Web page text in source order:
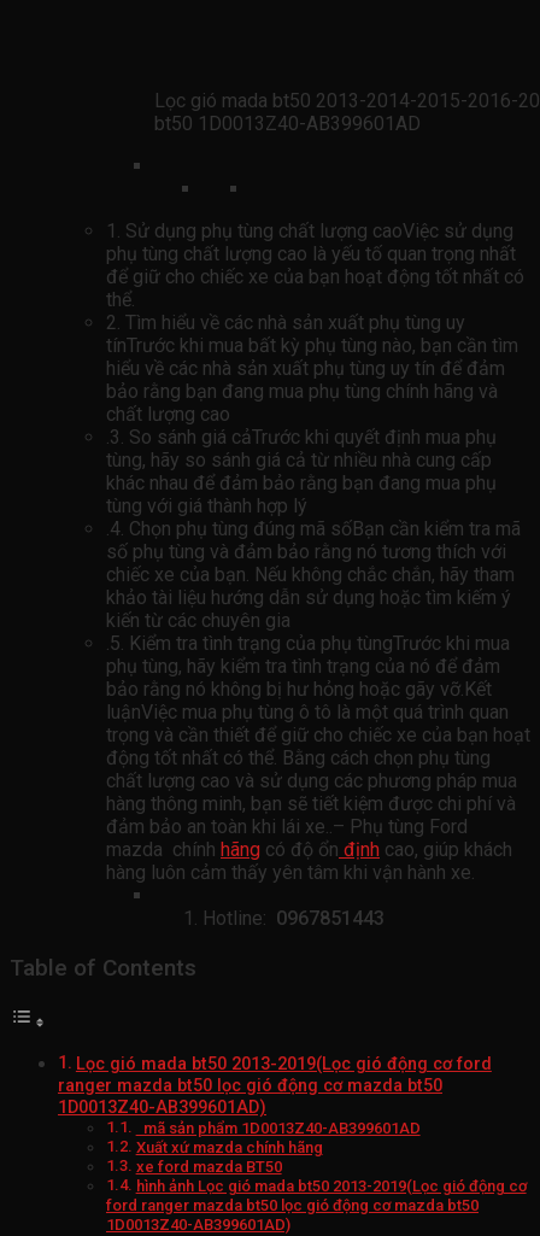
Lọc gió mada bt50 2013-2014-2015-2016-
bt50 1D0013Z40-AB399601AD
1. Sử dụng phụ tùng chất lượng caoViệc sử dụng
phụ tùng chất lượng cao là yếu tố quan trọng nhất
để giữ cho chiếc xe của bạn hoạt động tốt nhất có
thể.
2. Tìm hiểu về các nhà sản xuất phụ tùng uy
tínTrước khi mua bất kỳ phụ tùng nào, bạn cần tìm
hiểu về các nhà sản xuất phụ tùng uy tín để đảm
bảo rằng bạn đang mua phụ tùng chính hãng và
chất lượng cao
.3. So sánh giá cảTrước khi quyết định mua phụ
tùng, hãy so sánh giá cả từ nhiều nhà cung cấp
khác nhau để đảm bảo rằng bạn đang mua phụ
tùng với giá thành hợp lý
.4. Chọn phụ tùng đúng mã sốBạn cần kiểm tra mã
số phụ tùng và đảm bảo rằng nó tương thích với
chiếc xe của bạn. Nếu không chắc chắn, hãy tham
khảo tài liệu hướng dẫn sử dụng hoặc tìm kiếm ý
kiến ​​từ các chuyên gia
.5. Kiểm tra tình trạng của phụ tùngTrước khi mua
phụ tùng, hãy kiểm tra tình trạng của nó để đảm
bảo rằng nó không bị hư hỏng hoặc gãy vỡ.Kết
luậnViệc mua phụ tùng ô tô là một quá trình quan
trọng và cần thiết để giữ cho chiếc xe của bạn hoạt
động tốt nhất có thể. Bằng cách chọn phụ tùng
chất lượng cao và sử dụng các phương pháp mua
hàng thông minh, bạn sẽ tiết kiệm được chi phí và
đảm bảo an toàn khi lái xe..– Phụ tùng Ford
mazda chính hãng có độ ổn định cao, giúp khách
hàng luôn cảm thấy yên tâm khi vận hành xe.
Hotline: 0967851443
Table of Contents
Lọc gió mada bt50 2013-2019(Lọc gió động cơ ford
ranger mazda bt50 lọc gió động cơ mazda bt50
1D0013Z40-AB399601AD)
mã sản phẩm 1D0013Z40-AB399601AD
Xuất xứ mazda chính hãng
xe ford mazda BT50
hình ảnh Lọc gió mada bt50 2013-2019(Lọc gió động cơ
ford ranger mazda bt50 lọc gió động cơ mazda bt50
1D0013Z40-AB399601AD)